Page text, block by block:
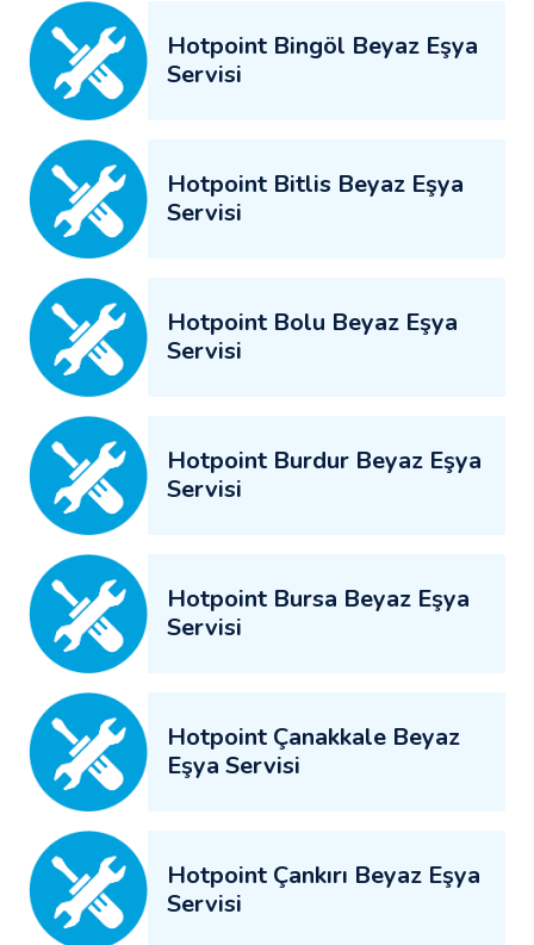
Hotpoint Bingöl Beyaz Eşya
Servisi
Hotpoint Bitlis Beyaz Eşya
Servisi
Hotpoint Bolu Beyaz Eşya
Servisi
Hotpoint Burdur Beyaz Eşya
Servisi
Hotpoint Bursa Beyaz Eşya
Servisi
Hotpoint Çanakkale Beyaz
Eşya Servisi
Hotpoint Çankırı Beyaz Eşya
Servisi